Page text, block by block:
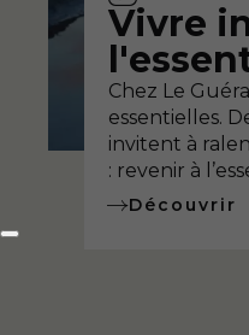
Vivre
Chez Le
essentielles.
invitent à
: revenir à
Découvrir